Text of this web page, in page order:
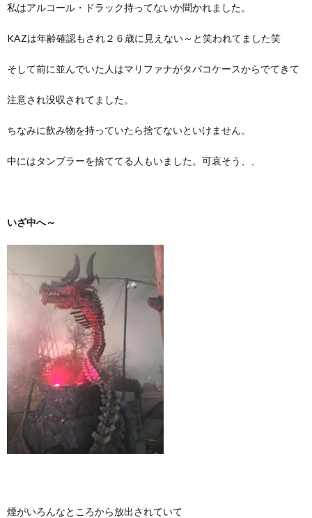
私はアルコール・ドラック持ってないか聞かれました。
KAZは年齢確認もされ２６歳に見えない～と笑われてました笑
そして前に並んでいた人はマリファナがタバコケースからでてきて
注意され没収されてました。
ちなみに飲み物を持っていたら捨てないといけません。
中にはタンブラーを捨ててる人もいました。可哀そう、、
いざ中へ～
煙がいろんなところから放出されていて